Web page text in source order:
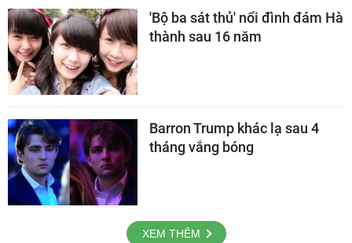
'Bộ ba sát thủ' nổi đình đám Hà
thành sau 16 năm
Barron Trump khác lạ sau 4
tháng vắng bóng
XEM THÊM